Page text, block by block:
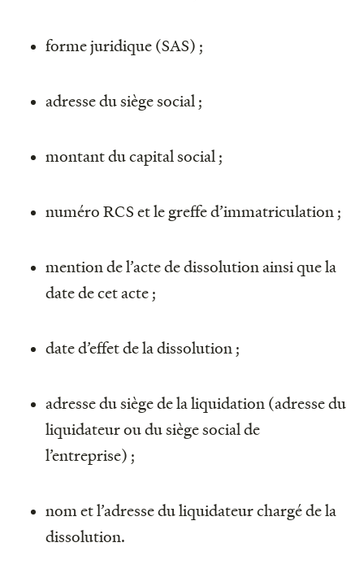
forme juridique (SAS) ;
adresse du siège social ;
montant du capital social ;
numéro RCS et le greffe d’immatriculation ;
mention de l’acte de dissolution ainsi que la
date de cet acte ;
date d’effet de la dissolution ;
adresse du siège de la liquidation (adresse du
liquidateur ou du siège social de
l’entreprise) ;
nom et l’adresse du liquidateur chargé de la
dissolution.